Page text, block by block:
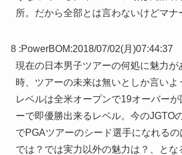
所。だから全部とは言わないけどマナ
8 :PowerBOM:2018/07/02(月)07:44:37
現在の日本男子ツアーの何処に魅力が
時、ツアーの未来は無いとしか言いよ
レベルは全米オープンで19オーバー
ーで即優勝出来るレベル。今のJGTO
でPGAツアーのシード選手になれる
では？では実力以外の魅力は？、とな